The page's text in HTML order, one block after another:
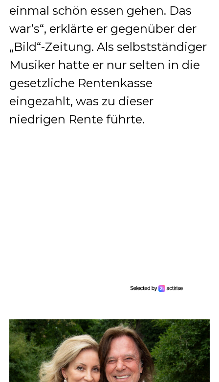
einmal schön essen gehen. Das
war’s“, erklärte er gegenüber der
„Bild“-Zeitung. Als selbstständiger
Musiker hatte er nur selten in die
gesetzliche Rentenkasse
eingezahlt, was zu dieser
niedrigen Rente führte.